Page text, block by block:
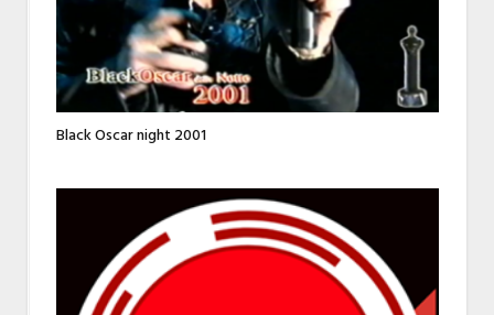
Black Oscar night 2001